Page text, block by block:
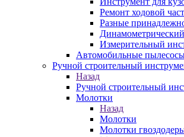
Ремонт ходовой
Разные
Измерительный
Автомобильные
Ручной строительный
Назад
Ручной строительный
Молотки
Назад
Молотки
Молотки